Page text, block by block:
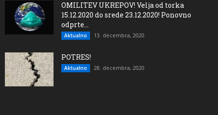
OMILITEV UKREPOV! Velja od torka
15.12.2020 do srede 23.12.2020! Ponovno
odprte...
Aktualno 13. decembra, 2020
POTRES!
Aktualno 28. decembra, 2020